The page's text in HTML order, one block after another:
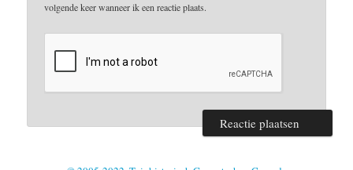
volgende keer wanneer ik een reactie plaats.